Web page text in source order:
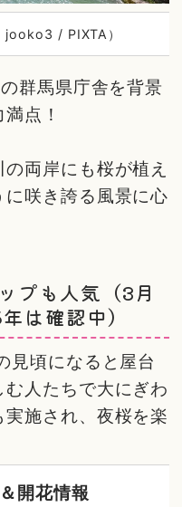
jooko3 / PIXTA）
群馬県庁舎を背景
点！
両岸にも桜が植え
咲き誇る風景に心
プも人気（3月
は確認中）
見頃になると屋台
人たちで大にぎわ
施され、夜桜を楽
開花情報